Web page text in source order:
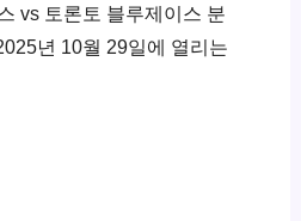
vs 토론토 블루제이스 분
년 10월 29일에 열리는